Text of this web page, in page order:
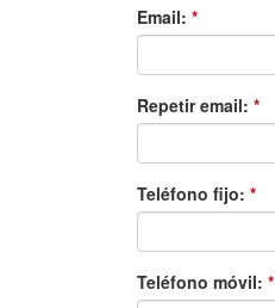
Email: *
Repetir email: *
Teléfono fijo: *
Teléfono móvil: *